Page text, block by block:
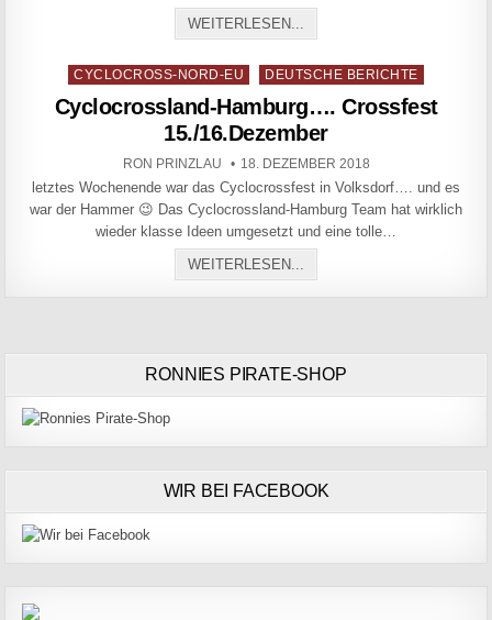
WEITERLESEN...
Posted in
CYCLOCROSS-NORD-EU DEUTSCHE BERICHTE
Cyclocrossland-Hamburg…. Crossfest
15./16.Dezember
AUTHOR:
RON PRINZLAU PUBLISHED DATE:
18. DEZEMBER 2018
letztes Wochenende war das Cyclocrossfest in Volksdorf…. und es
war der Hammer 😉 Das Cyclocrossland-Hamburg Team hat wirklich
wieder klasse Ideen umgesetzt und eine tolle…
WEITERLESEN...
RONNIES PIRATE-SHOP
WIR BEI FACEBOOK